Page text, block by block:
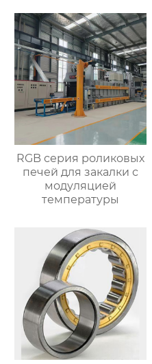
RGB серия роликовых
печей для закалки с
модуляцией
температуры